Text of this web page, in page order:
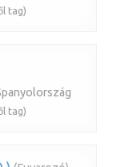
tag)
tag)